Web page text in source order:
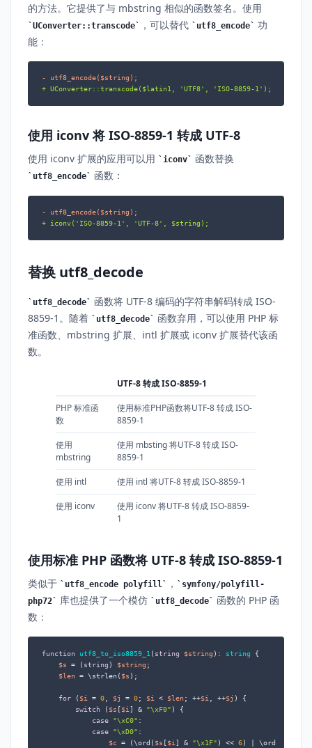
的方法。它提供了与 mbstring 相似的函数签名。使用
UConverter::transcode ，可以替代 utf8_encode
功
能：
- utf8_encode($string);
+ UConverter::transcode($latin1, 'UTF8', 'ISO-8859-1');
使用 iconv 将 ISO-8859-1 转成 UTF-8
使用 iconv 扩展的应用可以用 iconv 函数替换
utf8_encode 函数：
- utf8_encode($string);
+ iconv('ISO-8859-1', 'UTF-8', $string);
替换 utf8_decode
utf8_decode
函数将 UTF-8 编码的字符串解码转成 ISO-
8859-1。随着
utf8_decode
函数弃用，可以使用 PHP 标
准函数、mbstring 扩展、intl 扩展或 iconv 扩展替代该函
数。
UTF-8 转成 ISO-8859-1
PHP 标准函
数
使用标准PHP函数将UTF-8 转成 ISO-
8859-1
使用
mbstring
使用 mbsting 将UTF-8 转成 ISO-
8859-1
使用 intl 使用 intl 将UTF-8 转成 ISO-8859-1
使用 iconv
使用 iconv 将UTF-8 转成 ISO-8859-
1
使用标准 PHP 函数将 UTF-8 转成 ISO-8859-1
类似于 utf8_encode polyfill ，
symfony/polyfill-
php72
库也提供了一个模仿 utf8_decode
函数的 PHP 函
数：
function utf8_to_iso8859_1 ( string $string ): string
{
$s = ( string ) $string ;
$len = \strlen( $s );
for ( $i = 0, $j = 0; $i < $len; ++$i , ++$j ) {
switch ( $s [$i ] & "\xF0" ) {
case
"\xC0" :
case
"\xD0" :
$c = (\ord( $s [$i ] & "\x1F" ) << 6) | \ord(